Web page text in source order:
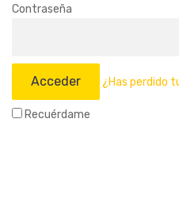
Contraseña
¿Has perdido
Recuérdame